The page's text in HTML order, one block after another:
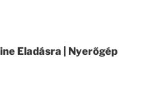
Eladásra | Nyerőgép